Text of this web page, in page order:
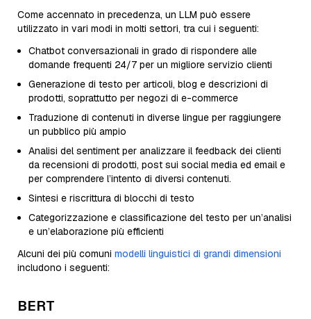
Come accennato in precedenza, un LLM può essere
utilizzato in vari modi in molti settori, tra cui i seguenti:
Chatbot conversazionali in grado di rispondere alle
domande frequenti 24/7 per un migliore servizio clienti
Generazione di testo per articoli, blog e descrizioni di
prodotti, soprattutto per negozi di e-commerce
Traduzione di contenuti in diverse lingue per raggiungere
un pubblico più ampio
Analisi del sentiment per analizzare il feedback dei clienti
da recensioni di prodotti, post sui social media ed email e
per comprendere l’intento di diversi contenuti.
Sintesi e riscrittura di blocchi di testo
Categorizzazione e classificazione del testo per un’analisi
e un’elaborazione più efficienti
Alcuni dei più comuni modelli linguistici di grandi dimensioni
includono i seguenti:
BERT